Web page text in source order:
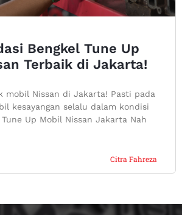
Bengkel Tune Up
Terbaik di Jakarta!
mobil Nissan di Jakarta! Pasti pada
kesayangan selalu dalam kondisi
Up Mobil Nissan Jakarta Nah
Citra Fahreza